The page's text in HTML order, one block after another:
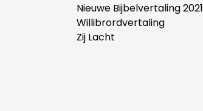
Nieuwe Bijbelvertaling 2021
Willibrordvertaling
Zij Lacht